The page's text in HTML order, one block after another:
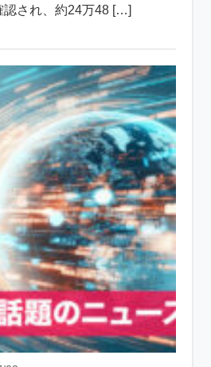
認され、約24万48 […]